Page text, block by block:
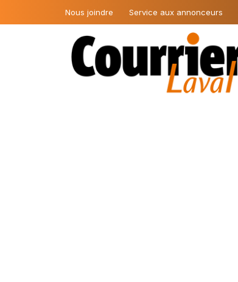
Nous joindre Service aux annonceurs